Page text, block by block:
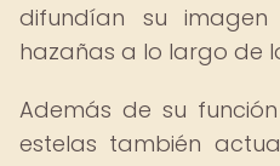
difundían su
hazañas a lo largo de
Además de su
estelas también